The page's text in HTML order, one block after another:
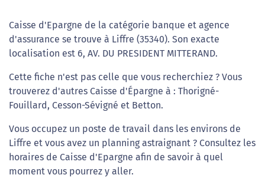
Caisse d'Epargne de la catégorie banque et agence
d'assurance se trouve à Liffre (35340). Son exacte
localisation est 6, AV. DU PRESIDENT MITTERAND.
Cette fiche n'est pas celle que vous recherchiez ? Vous
trouverez d'autres Caisse d'Épargne à : Thorigné-
Fouillard, Cesson-Sévigné et Betton.
Vous occupez un poste de travail dans les environs de
Liffre et vous avez un planning astraignant ? Consultez les
horaires de Caisse d'Epargne afin de savoir à quel
moment vous pourrez y aller.